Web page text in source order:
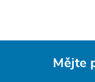
Mějte